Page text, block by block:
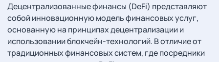
Децентрализованные финансы (DeFi) представляют
собой инновационную модель финансовых услуг,
основанную на принципах децентрализации и
использовании блокчейн-технологий. В отличие от
традиционных финансовых систем, где посредники